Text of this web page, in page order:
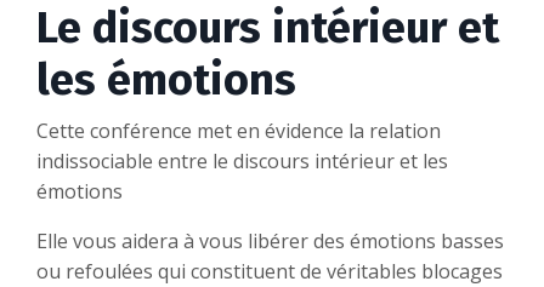
Le discours intérieur et
les émotions
Cette conférence met en évidence la relation
indissociable entre le discours intérieur et les
émotions
Elle vous aidera à vous libérer des émotions basses
ou refoulées qui constituent de véritables blocages